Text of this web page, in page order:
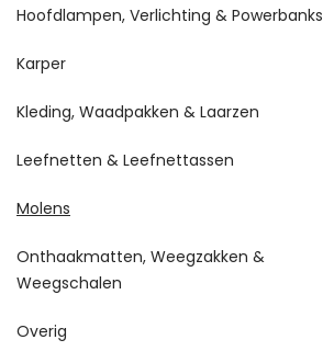
Hoofdlampen, Verlichting & Powerbanks
Karper
Kleding, Waadpakken & Laarzen
Leefnetten & Leefnettassen
Molens
Onthaakmatten, Weegzakken &
Weegschalen
Overig